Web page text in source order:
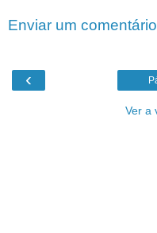
Enviar um comentário
‹
Ver a